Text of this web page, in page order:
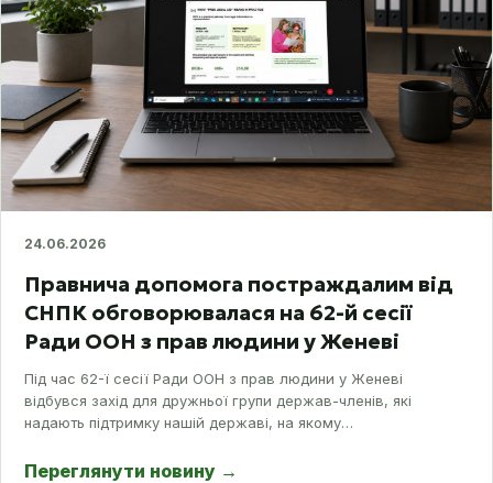
24.06.2026
Правнича допомога постраждалим від
СНПК обговорювалася на 62-й сесії
Ради ООН з прав людини у Женеві
Під час 62-ї сесії Ради ООН з прав людини у Женеві
відбувся захід для дружньої групи держав-членів, які
надають підтримку нашій державі, на якому…
Переглянути новину →